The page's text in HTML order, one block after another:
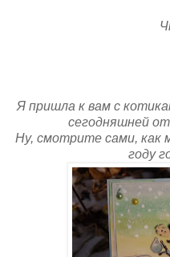
Я пришла к вам с
сегодняшней
Ну, смотрите сами, как
году